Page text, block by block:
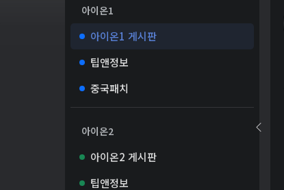
아이온1
아이온1 게시판
팁앤정보
중국패치
아이온2
아이온2 게시판
팁앤정보